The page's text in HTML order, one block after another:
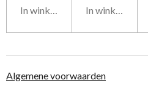
In winkelwagen In winkelwagen
Algemene voorwaarden